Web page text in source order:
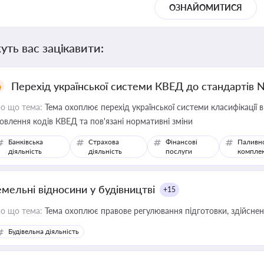
ОЗНАЙОМИТИСЯ
вас зацікавити:
Перехід української системи КВЕД до стандартів
що тема: Тема охоплює перехід української системи класифікації
кодів КВЕД та пов'язані нормативні зміни
Банківська
діяльність
Страхова
діяльність
Фінансові
послуги
відносини у будівництві +15
що тема: Тема охоплює правове регулювання підготовки,
Будівельна діяльність